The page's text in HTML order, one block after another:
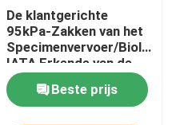
De klantgerichte
95kPa-Zakken van het
Specimenvervoer/
IATA Erkende van de
Gevaarzak
Beste prijs